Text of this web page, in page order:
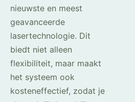
nieuwste en meest
geavanceerde
lasertechnologie. Dit
biedt niet alleen
flexibiliteit, maar maakt
het systeem ook
kosteneffectief, zodat je